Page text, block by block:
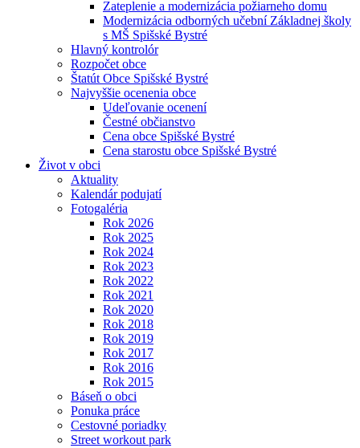
Zateplenie a modernizácia požiarneho domu
Modernizácia odborných učební Základnej školy
s MŠ Spišské Bystré
Hlavný kontrolór
Rozpočet obce
Štatút Obce Spišské Bystré
Najvyššie ocenenia obce
Udeľovanie ocenení
Čestné občianstvo
Cena obce Spišské Bystré
Cena starostu obce Spišské Bystré
Život v obci
Aktuality
Kalendár podujatí
Fotogaléria
Rok 2026
Rok 2025
Rok 2024
Rok 2023
Rok 2022
Rok 2021
Rok 2020
Rok 2018
Rok 2019
Rok 2017
Rok 2016
Rok 2015
Báseň o obci
Ponuka práce
Cestovné poriadky
Street workout park